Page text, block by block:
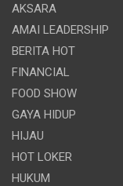
AKSARA
AMAI LEADERSHIP
BERITA HOT
FINANCIAL
FOOD SHOW
GAYA HIDUP
HIJAU
HOT LOKER
HUKUM